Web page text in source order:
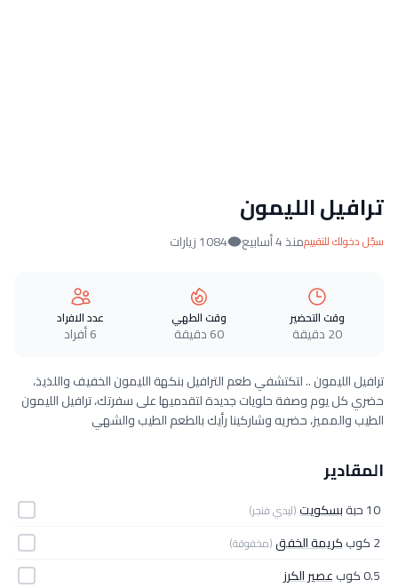
ترافيل الليمون
سجّل دخولك للتقييممنذ 4 أسابيع 1084 زيارات
وقت التحضير
20 دقيقة
وقت الطهي
60 دقيقة
عدد الافراد
6 أفراد
ترافيل الليمون .. لتكتشفي طعم الترافيل بنكهة الليمون الخفيف واللذيذ،
حضري كل يوم وصفة حلويات جديدة لتقدميها على سفرتك، ترافيل الليمون
الطيب والمميز، حضريه وشاركينا رأيك بالطعم الطيب والشهي
المقادير
10 حبة بسكويت(ليدي فنجر)
2 كوب كريمة الخفق(مخفوقة)
0.5 كوب
عصير الكرز